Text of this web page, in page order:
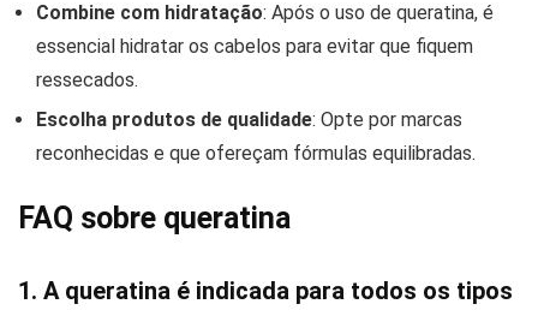
Combine com hidratação: Após o uso de queratina, é
essencial hidratar os cabelos para evitar que fiquem
ressecados.
Escolha produtos de qualidade: Opte por marcas
reconhecidas e que ofereçam fórmulas equilibradas.
FAQ sobre queratina
1. A queratina é indicada para todos os tipos